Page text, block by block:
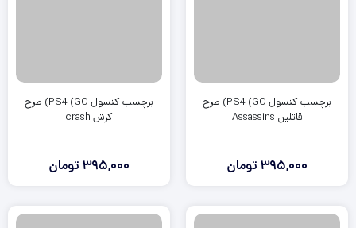
برچسب کنسول PS4 (GO) طرح
قاتلین Assassins
395,000 تومان
برچسب کنسول PS4 (GO) طرح
کرش crash
395,000 تومان